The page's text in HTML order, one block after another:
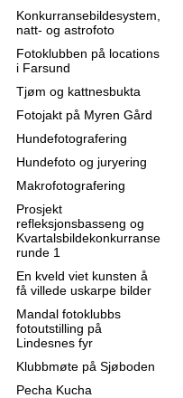
Konkurransebildesystem,
natt- og astrofoto
Fotoklubben på locations
i Farsund
Tjøm og kattnesbukta
Fotojakt på Myren Gård
Hundefotografering
Hundefoto og juryering
Makrofotografering
Prosjekt
refleksjonsbasseng og
Kvartalsbildekonkurranse
runde 1
En kveld viet kunsten å
få villede uskarpe bilder
Mandal fotoklubbs
fotoutstilling på
Lindesnes fyr
Klubbmøte på Sjøboden
Pecha Kucha